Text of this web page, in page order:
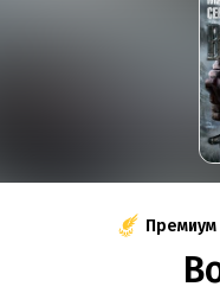
Премиум